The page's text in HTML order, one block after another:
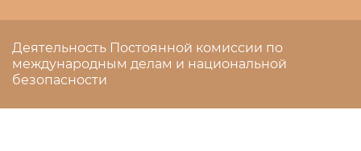
Деятельность Постоянной комиссии по
международным делам и национальной
безопасности